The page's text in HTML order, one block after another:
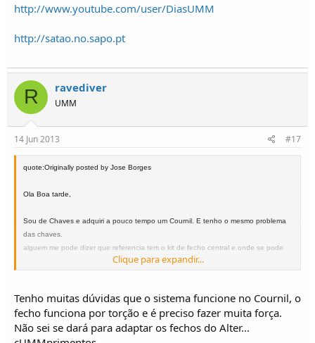
http://www.youtube.com/user/DiasUMM
http://satao.no.sapo.pt
R ravediver
UMM
14 Jun 2013 #17
quote:Originally posted by Jose Borges
Ola Boa tarde,
Sou de Chaves e adquiri a pouco tempo um Cournil. E tenho o mesmo problema
das chaves.
alguem me pode dizer que referencia tem o kit de fecho central e onde se pode
Clique para expandir...
Tenho muitas dúvidas que o sistema funcione no Cournil, o
fecho funciona por torção e é preciso fazer muita força.
Não sei se dará para adaptar os fechos do Alter...